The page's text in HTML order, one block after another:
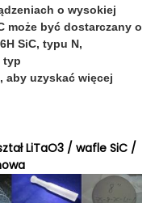
o wysokiej
może być dostarczany o
SiC, typu N,
typ
aby uzyskać więcej
LiTaO3 / wafle SiC /